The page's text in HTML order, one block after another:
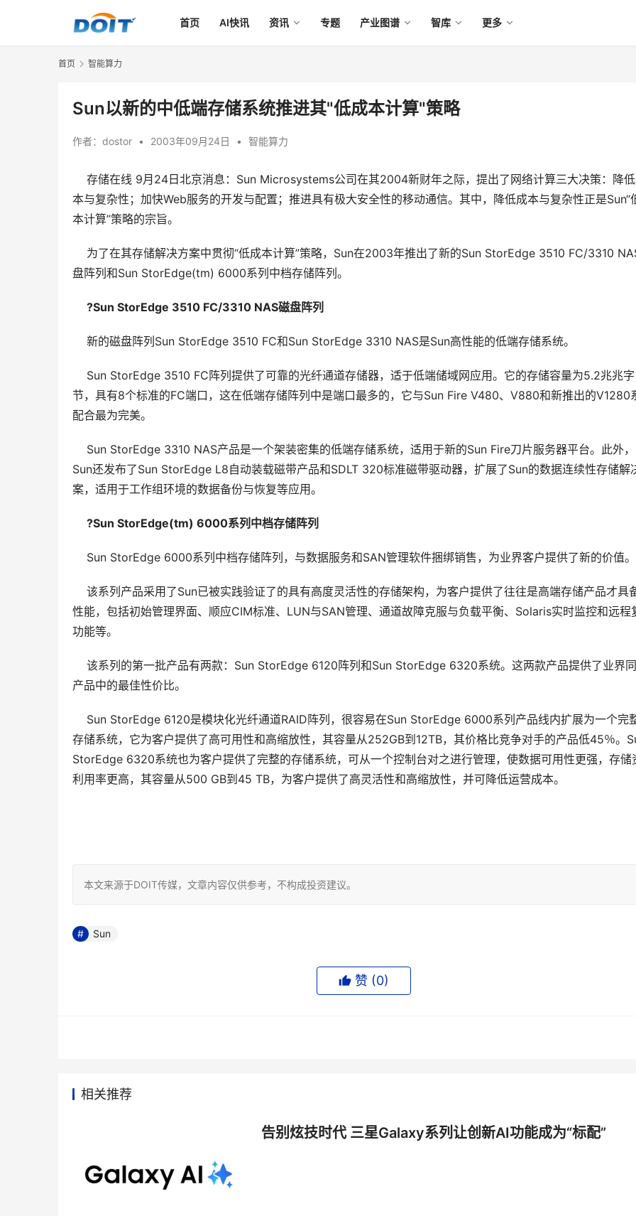
首页 AI快讯 资讯 专题 产业图谱 智库 更多
首页 智能算力
Sun以新的中低端存储系统推进其"低成本计算"策略
作者： dostor • 2003年09月24日 • 智能算力
存储在线 9月24日北京消息 ：Sun Microsystems公司在其2004新财年之际，提出了网络计算三大决策：降
本与复杂性；加快Web服务的开发与配置；推进具有极大安全性的移动通信。其中，降低成本与复杂性正是Sun“
本计算”策略的宗旨。
为了在其存储解决方案中贯彻“低成本计算”策略，Sun在2003年推出了新的Sun StorEdge 3510 FC/3310
盘阵列和Sun StorEdge(tm) 6000系列中档存储阵列。
?Sun StorEdge 3510 FC/3310 NAS磁盘阵列
新的磁盘阵列Sun StorEdge 3510 FC和Sun StorEdge 3310 NAS是Sun高性能的低端存储系统。
Sun StorEdge 3510 FC阵列提供了可靠的光纤通道存储器，适于低端储域网应用。它的存储容量为5.2兆兆字
节，具有8个标准的FC端口，这在低端存储阵列中是端口最多的，它与Sun Fire V480、V880和新推出的V1280
配合最为完美。
Sun StorEdge 3310 NAS产品是一个架装密集的低端存储系统，适用于新的Sun Fire刀片服务器平台。此外，
Sun还发布了Sun StorEdge L8自动装载磁带产品和SDLT 320标准磁带驱动器，扩展了Sun的数据连续性存储解
案，适用于工作组环境的数据备份与恢复等应用。
?Sun StorEdge(tm) 6000系列中档存储阵列
Sun StorEdge 6000系列中档存储阵列，与数据服务和SAN管理软件捆绑销售，为业界客户提供了新的价值。
该系列产品采用了Sun已被实践验证了的具有高度灵活性的存储架构，为客户提供了往往是高端存储产品才具
性能，包括初始管理界面、顺应CIM标准、LUN与SAN管理、通道故障克服与负载平衡、Solaris实时监控和远程
功能等。
该系列的第一批产品有两款：Sun StorEdge 6120阵列和Sun StorEdge 6320系统。这两款产品提供了业界
产品中的最佳性价比。
Sun StorEdge 6120是模块化光纤通道RAID阵列，很容易在Sun StorEdge 6000系列产品线内扩展为一个完
存储系统，它为客户提供了高可用性和高缩放性，其容量从252GB到12TB，其价格比竞争对手的产品低45％。
StorEdge 6320系统也为客户提供了完整的存储系统，可从一个控制台对之进行管理，使数据可用性更强，存储
利用率更高，其容量从500 GB到45 TB，为客户提供了高灵活性和高缩放性，并可降低运营成本。
本文来源于DOIT传媒，文章内容仅供参考，不构成投资建议。
Sun
赞 (0)
相关推荐
告别炫技时代 三星Galaxy系列让创新AI功能成为“标配”